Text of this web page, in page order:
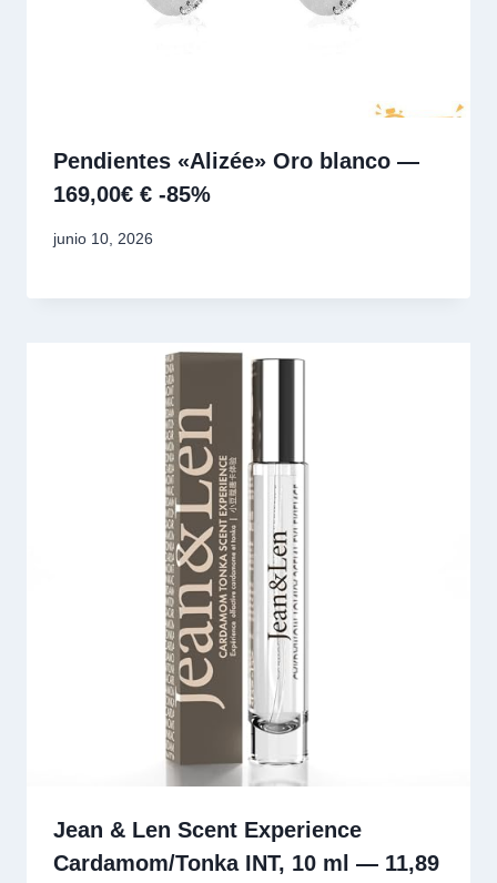
Pendientes «Alizée» Oro blanco —
169,00€ € -85%
junio 10, 2026
Jean & Len Scent Experience
Cardamom/Tonka INT, 10 ml — 11,89